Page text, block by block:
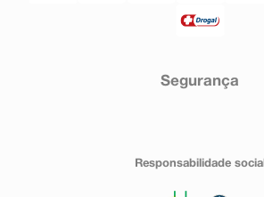
Segurança
Responsabilidade social